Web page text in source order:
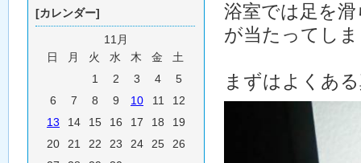
浴室では足を
が当たってし
まずはよくあ
[カレンダー]
11月
日
月 火 水 木 金
土
1
2 3 4
5
6
7 8 9 10 11
12
13
14 15 16 17 18
19
20
21 22 23 24 25
26